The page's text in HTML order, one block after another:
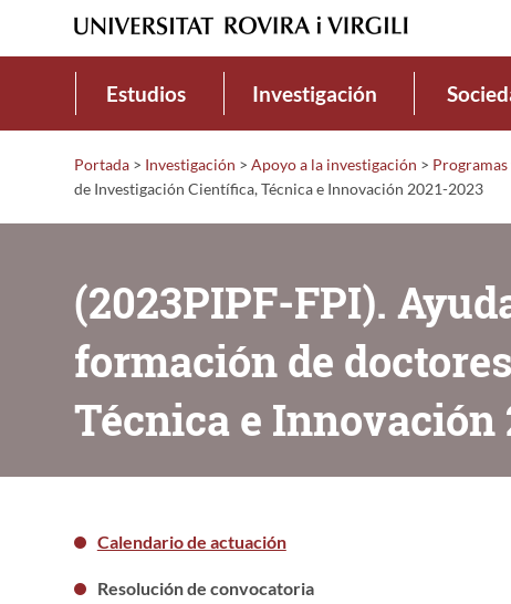
Estudios Investigación
Portada > Investigación > Apoyo a la investigación >
de Investigación Científica, Técnica e Innovación 2021-2023
(2023PIPF-FPI).
formación de
Técnica e Innovación
Calendario de actuación
Resolución de convocatoria